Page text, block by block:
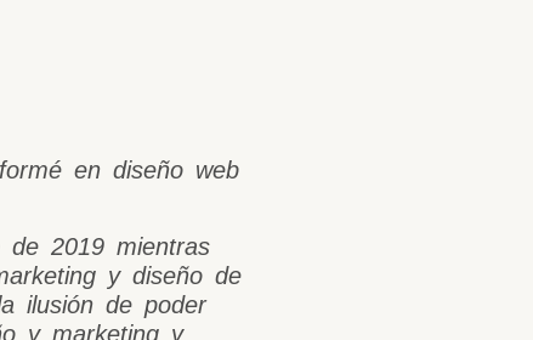
en diseño web
de 2019 mientras
y diseño de
ilusión de poder
y marketing y